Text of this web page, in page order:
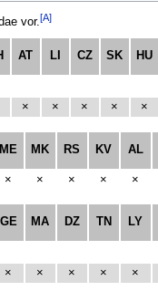
vor.[A]
AT LI CZ SK HU
× × × × ×
ME MK RS KV AL
× × × × ×
GE MA DZ TN LY
× × × × ×